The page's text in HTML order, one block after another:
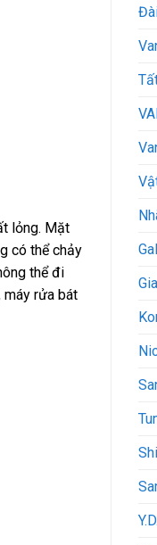
lỏng. Mặt
có thể chảy
thể đi
máy rửa bát